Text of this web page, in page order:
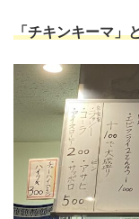
「チキンキーマ」